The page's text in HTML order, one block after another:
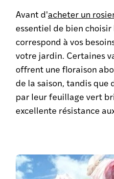
Avant d'acheter un
essentiel de bien
correspond à vos
votre jardin. Certaines
offrent une floraison
de la saison, tandis que
par leur feuillage vert
excellente résistance